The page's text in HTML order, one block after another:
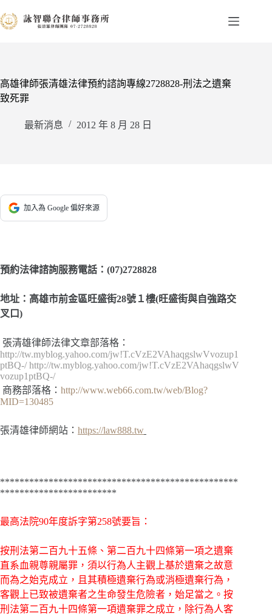
至
容
高雄律師張清雄法律預約諮詢專線2728828-刑法之遺棄
致死罪
最新消息 2012 年 8 月 28 日
加入為 Google 偏好來源
預約法律諮詢服務電話：(07)2728828
地址：高雄市前金區旺盛街28號１樓(旺盛街與自強路交
叉口)
張清雄律師法律文章部落格：
http://tw.myblog.yahoo.com/jw!T.cVzE2VAhaqgslwVvozup1
ptBQ-/ http://tw.myblog.yahoo.com/jw!T.cVzE2VAhaqgslwV
vozup1ptBQ-/
商務部落格： http://www.web66.com.tw/web/Blog?
MID=130485
張清雄律師網站： https://law888.tw
*************************************************
************************
最高法院90年度訴字第258號要旨：
按刑法第二百九十五條、第二百九十四條第一項之遺棄
直系血親尊親屬罪，須以行為人主觀上基於遺棄之故意
而為之始克成立，且其積極遺棄行為或消極遺棄行為，
客觀上已致被遺棄者之生命發生危險者，始足當之。按
刑法第二百九十四條第一項遺棄罪之成立，除行為人客